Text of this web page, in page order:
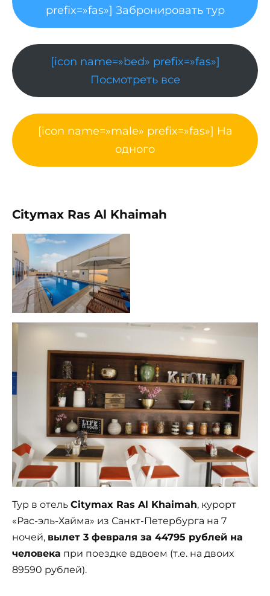
prefix=»fas»] Забронировать тур
[icon name=»bed» prefix=»fas»]
Посмотреть все
[icon name=»male» prefix=»fas»] На
одного
Citymax Ras Al Khaimah
Тур в отель Citymax Ras Al Khaimah, курорт
«Рас-эль-Хайма» из Санкт-Петербурга на 7
ночей, вылет 3 февраля за 44795 рублей на
человека при поездке вдвоем (т.е. на двоих
89590 рублей).